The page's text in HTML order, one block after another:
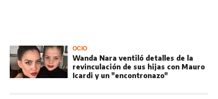
OCIO
Wanda Nara ventiló detalles de la
revinculación de sus hijas con Mauro
Icardi y un "encontronazo"